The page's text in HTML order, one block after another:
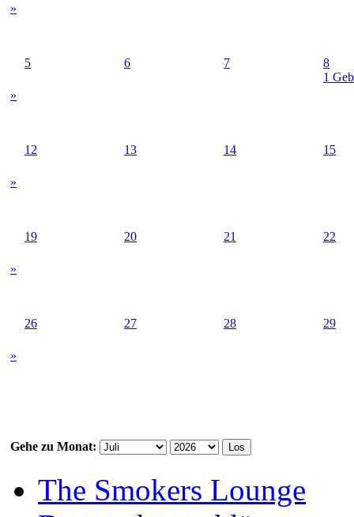
»
»
5 6 7
8
1
»
12 13 14 15
»
19 20 21 22
»
26 27 28 29
Gehe zu Monat:
The Smokers Lounge